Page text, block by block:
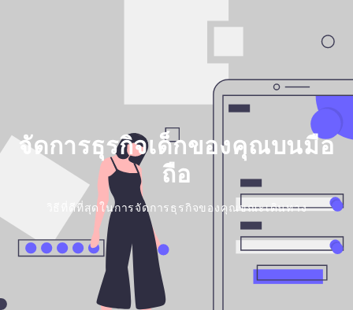
จัดการธุรกิจเด็กของคุณบนมือ
ถือ
วิธีที่ดีที่สุดในการจัดการธุรกิจของคุณขณะเดินทาง